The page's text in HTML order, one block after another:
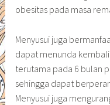
obesitas pada masa
Menyusui juga
dapat menunda
terutama pada 6 bulan
sehingga dapat
Menyusui juga